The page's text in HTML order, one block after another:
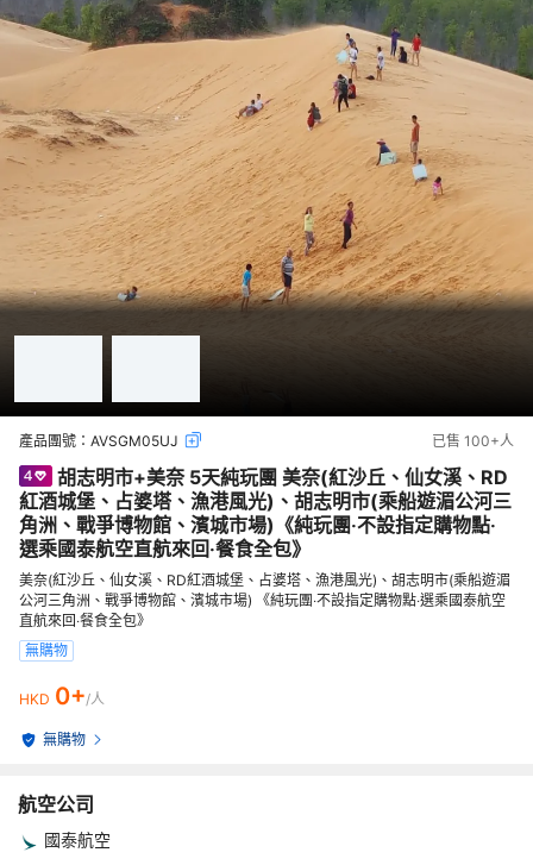
產品團號： AVSGM05UJ 已售 100+人
胡志明市+美奈 5天純玩團 美奈(紅沙丘、仙女溪、RD
紅酒城堡、占婆塔、漁港風光)、胡志明市(乘船遊湄公河三
角洲、戰爭博物館、濱城市場)《純玩團‧不設指定購物點‧
選乘國泰航空直航來回‧餐食全包》
美奈(紅沙丘、仙女溪、RD紅酒城堡、占婆塔、漁港風光)、胡志明市(乘船遊湄
公河三角洲、戰爭博物館、濱城市場) 《純玩團‧不設指定購物點‧選乘國泰航空
直航來回‧餐食全包》
無購物
HKD 0+/人
無購物
航空公司
國泰航空